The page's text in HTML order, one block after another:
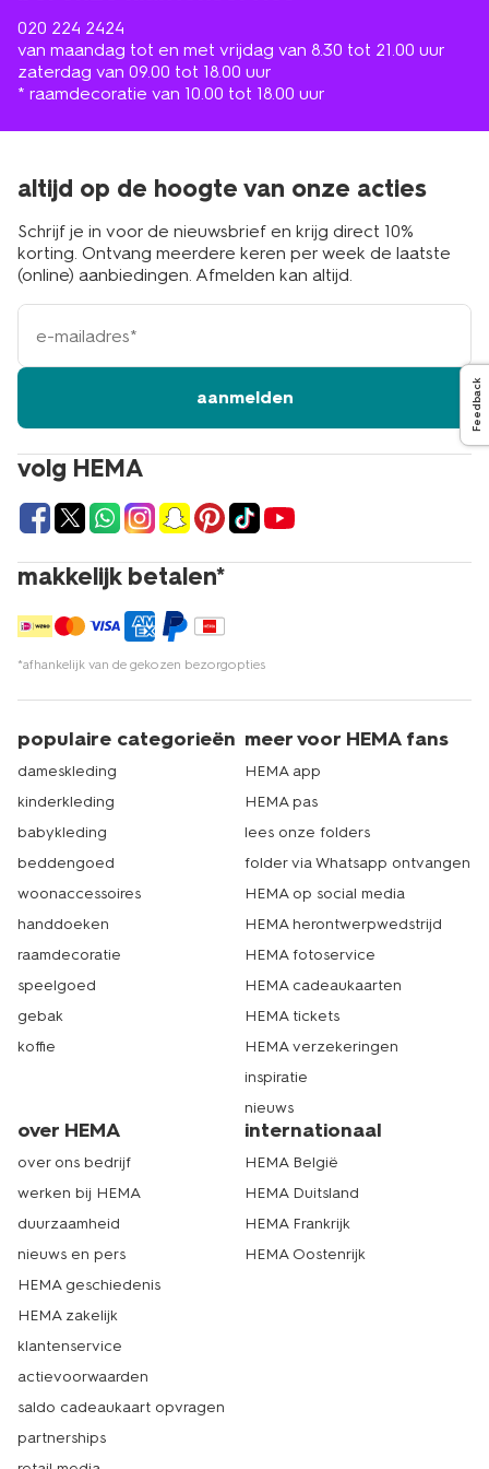
020 224 2424
van maandag tot en met vrijdag van 8.30 tot 21.00 uur
zaterdag van 09.00 tot 18.00 uur
* raamdecoratie van 10.00 tot 18.00 uur
volg HEMA
makkelijk betalen*
*afhankelijk van de gekozen bezorgopties
altijd op de hoogte van onze acties
Schrijf je in voor de nieuwsbrief en krijg direct 10%
korting. Ontvang meerdere keren per week de laatste
(online) aanbiedingen. Afmelden kan altijd.
e-
mailadres
aanmelden
populaire categorieën
dameskleding
kinderkleding
babykleding
beddengoed
woonaccessoires
handdoeken
raamdecoratie
speelgoed
gebak
koffie
meer voor HEMA fans
HEMA app
HEMA pas
lees onze folders
folder via Whatsapp ontvangen
HEMA op social media
HEMA herontwerpwedstrijd
HEMA fotoservice
HEMA cadeaukaarten
HEMA tickets
HEMA verzekeringen
inspiratie
nieuws
over HEMA
over ons bedrijf
werken bij HEMA
duurzaamheid
nieuws en pers
HEMA geschiedenis
HEMA zakelijk
klantenservice
actievoorwaarden
saldo cadeaukaart opvragen
partnerships
internationaal
HEMA België
HEMA Duitsland
HEMA Frankrijk
HEMA Oostenrijk
Feedback